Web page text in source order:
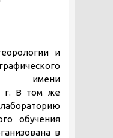
и
имени
г. В том же
обучения
в